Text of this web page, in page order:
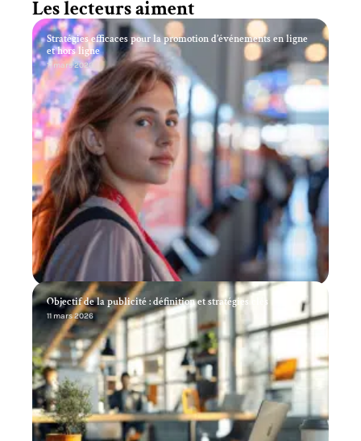
Les lecteurs aiment
Stratégies efficaces pour la promotion d’événements en ligne
et hors ligne
11 mars 2026
Objectif de la publicité : définition et stratégies clés
11 mars 2026